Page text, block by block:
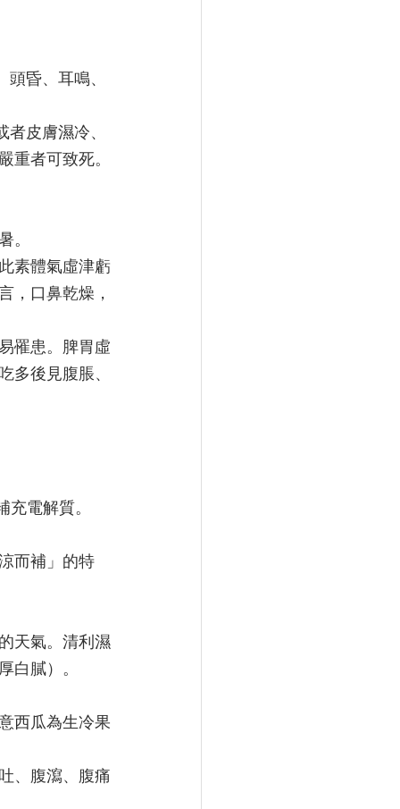
昏、耳鳴、
皮膚濕冷、
重者可致死。
。
素體氣虛津虧
，口鼻乾燥，
罹患。脾胃虛
多後見腹脹、
電解質。
而補」的特
天氣。清利濕
白膩）。
西瓜為生冷果
、腹瀉、腹痛